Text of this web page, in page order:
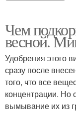
Чем
весной.
Удобрения этого
сразу после
того, что все
концентрации. Но
вымывание их из